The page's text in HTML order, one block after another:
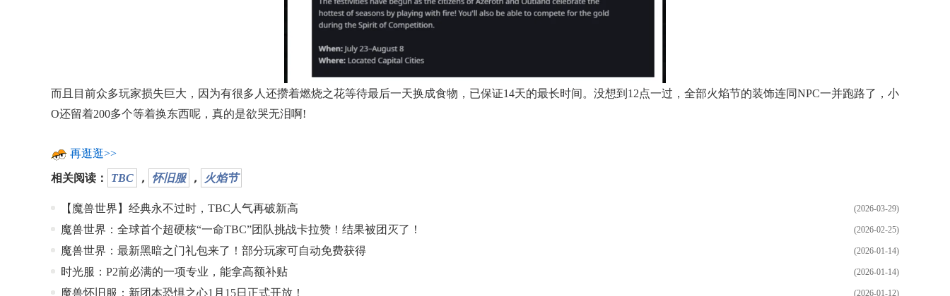
而且目前众多玩家损失巨大，因为有很多人还攒着燃烧之花等待最后一天换成食物，已保证14天的最长时间。没想到12点一过，全部火焰节的装饰连同NPC一并跑路了，小
O还留着200多个等着换东西呢，真的是欲哭无泪啊!
再逛逛>>
相关阅读： TBC ， 怀旧服 ， 火焰节
(2026-03-29)
【魔兽世界】经典永不过时，TBC人气再破新高
(2026-02-25)
魔兽世界：全球首个超硬核“一命TBC”团队挑战卡拉赞！结果被团灭了！
(2026-01-14)
魔兽世界：最新黑暗之门礼包来了！部分玩家可自动免费获得
(2026-01-14)
时光服：P2前必满的一项专业，能拿高额补贴
(2026-01-12)
魔兽怀旧服：新团本恐惧之心1月15日正式开放！